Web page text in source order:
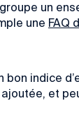
un
une FAQ
bon indice
et